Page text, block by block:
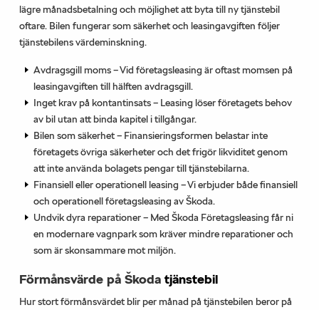
lägre månadsbetalning och möjlighet att byta till ny tjänstebil
oftare. Bilen fungerar som säkerhet och leasingavgiften följer
tjänstebilens värdeminskning.
Avdragsgill moms – Vid företagsleasing är oftast momsen på
leasingavgiften till hälften avdragsgill.
Inget krav på kontantinsats – Leasing löser företagets behov
av bil utan att binda kapitel i tillgångar.
Bilen som säkerhet – Finansieringsformen belastar inte
företagets övriga säkerheter och det frigör likviditet genom
att inte använda bolagets pengar till tjänstebilarna.
Finansiell eller operationell leasing – Vi erbjuder både finansiell
och operationell företagsleasing av Škoda.
Undvik dyra reparationer – Med Škoda Företagsleasing får ni
en modernare vagnpark som kräver mindre reparationer och
som är skonsammare mot miljön.
Förmånsvärde på Škoda tjänstebil
Hur stort förmånsvärdet blir per månad på tjänstebilen beror på